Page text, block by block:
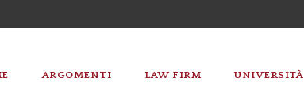
ARGOMENTI LAW FIRM UNIVERSITÀ